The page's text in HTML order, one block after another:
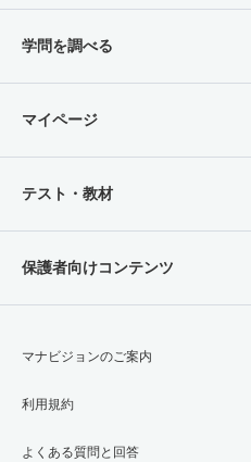
学問を調べる
マイページ
テスト・教材
保護者向けコンテンツ
マナビジョンのご案内
利用規約
よくある質問と回答